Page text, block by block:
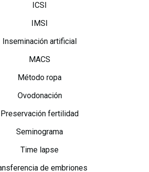
ICSI
IMSI
Inseminación artificial
MACS
Método ropa
Ovodonación
Preservación fertilidad
Seminograma
Time lapse
de embriones